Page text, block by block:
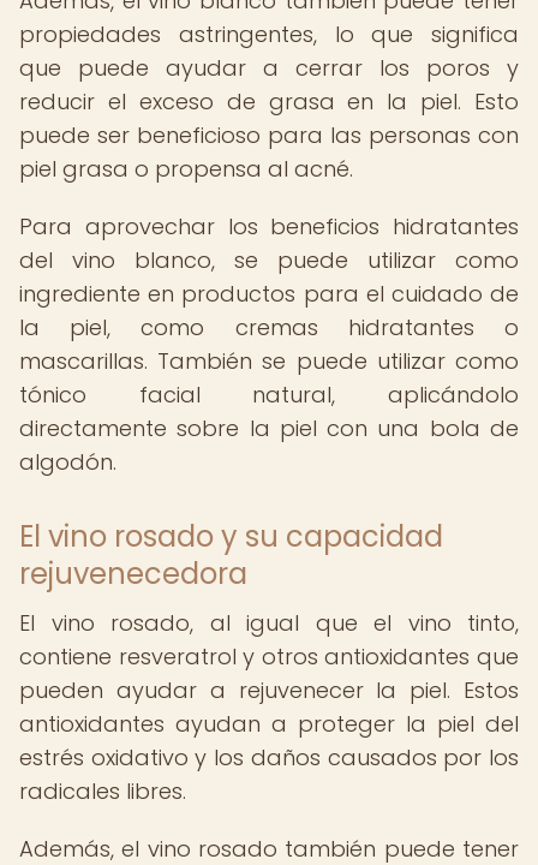
propiedades astringentes, lo que significa
que puede ayudar a cerrar los poros y
reducir el exceso de grasa en la piel. Esto
puede ser beneficioso para las personas con
piel grasa o propensa al acné.
Para aprovechar los beneficios hidratantes
del vino blanco, se puede utilizar como
ingrediente en productos para el cuidado de
la piel, como cremas hidratantes o
mascarillas. También se puede utilizar como
tónico facial natural, aplicándolo
directamente sobre la piel con una bola de
algodón.
El vino rosado y su capacidad
rejuvenecedora
El vino rosado, al igual que el vino tinto,
contiene resveratrol y otros antioxidantes que
pueden ayudar a rejuvenecer la piel. Estos
antioxidantes ayudan a proteger la piel del
estrés oxidativo y los daños causados por los
radicales libres.
Además, el vino rosado también puede tener